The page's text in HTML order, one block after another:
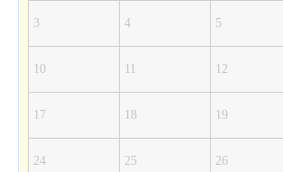
3 4 5
10 11 12
17 18 19
24 25 26